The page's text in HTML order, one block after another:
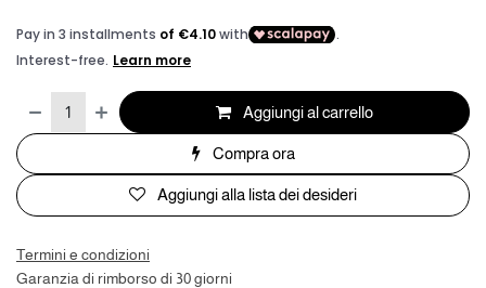
Aggiungi al carrello
Compra ora
Aggiungi alla lista dei desideri
Termini e condizioni
Garanzia di rimborso di 30 giorni